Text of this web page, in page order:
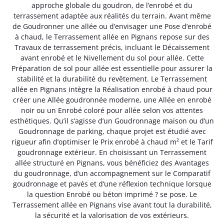
approche globale du goudron, de l’enrobé et du
terrassement adaptée aux réalités du terrain. Avant même
de Goudronner une allée ou d’envisager une Pose d’enrobé
à chaud, le Terrassement allée en Pignans repose sur des
Travaux de terrassement précis, incluant le Décaissement
avant enrobé et le Nivellement du sol pour allée. Cette
Préparation de sol pour allée est essentielle pour assurer la
stabilité et la durabilité du revêtement. Le Terrassement
allée en Pignans intègre la Réalisation enrobé à chaud pour
créer une Allée goudronnée moderne, une Allée en enrobé
noir ou un Enrobé coloré pour allée selon vos attentes
esthétiques. Qu’il s’agisse d’un Goudronnage maison ou d’un
Goudronnage de parking, chaque projet est étudié avec
rigueur afin d’optimiser le Prix enrobé à chaud m² et le Tarif
goudronnage extérieur. En choisissant un Terrassement
allée structuré en Pignans, vous bénéficiez des Avantages
du goudronnage, d’un accompagnement sur le Comparatif
goudronnage et pavés et d’une réflexion technique lorsque
la question Enrobé ou béton imprimé ? se pose. Le
Terrassement allée en Pignans vise avant tout la durabilité,
la sécurité et la valorisation de vos extérieurs.